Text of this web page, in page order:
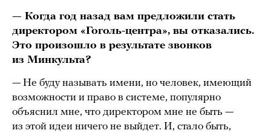
— Когда год назад вам предложили стать
директором «Гоголь-центра», вы отказались.
Это произошло в результате звонков
из Минкульта?
— Не буду называть имени, но человек, имеющий
возможности и право в системе, популярно
объяснил мне, что директором мне не быть —
из этой идеи ничего не выйдет. И, стало быть,